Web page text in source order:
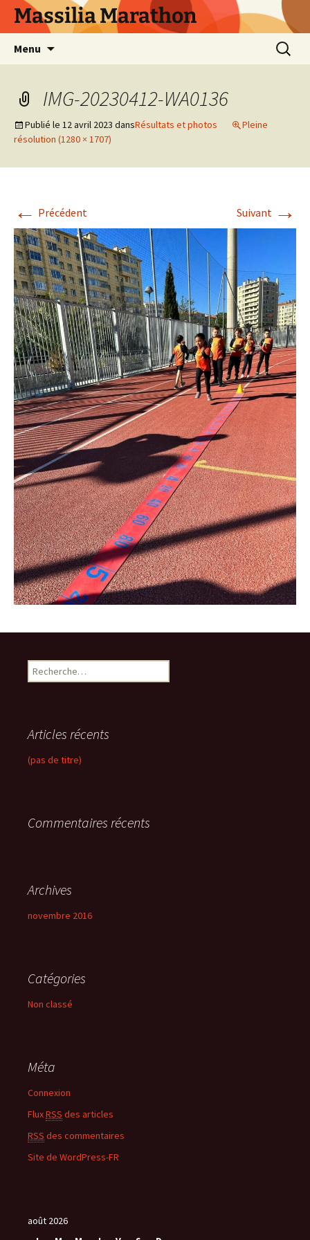
AllerMassilia Marathon
Menu
IMG-20230412-WA0136
Publié le 12 avril 2023 dansRésultats et photos
Pleine
résolution (1280 × 1707)
← Précédent Suivant →
R
e
r
c
h
:
Articles récents
(pas de titre)
Commentaires récents
Archives
novembre 2016
Catégories
Non classé
Méta
Connexion
FluxRSS des articles
RSS des commentaires
Site de WordPress-FR
août 2026